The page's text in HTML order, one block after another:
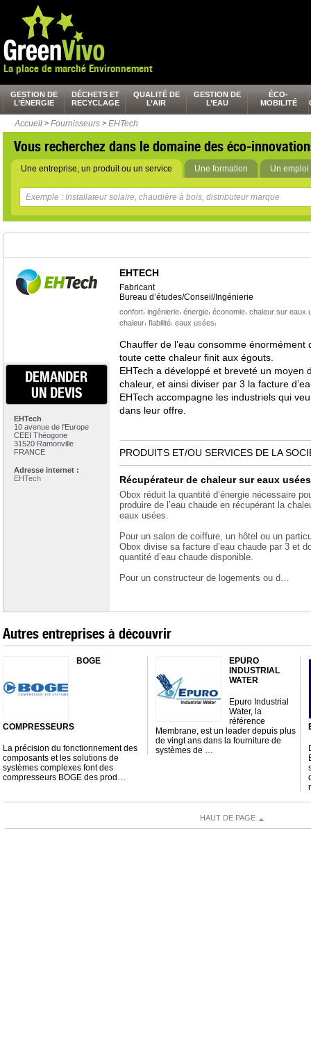
La place de marché Environnement
GESTION DE
L’ÉNERGIE
DÉCHETS ET
RECYCLAGE
QUALITÉ DE
L’AIR
GESTION DE
L’EAU
ÉCO-
MOBILITÉ
Accueil > Fournisseurs > EHTech
Vous recherchez dans le domaine des éco-
Une entreprise, un produit ou un service Une formation Un emploi
DEMANDER
UN DEVIS
EHTech
10 avenue de l'Europe
CEEI Théogone
31520 Ramonville
FRANCE
Adresse internet :
EHTech
EHTECH
Fabricant
Bureau d’études/Conseil/Ingénierie
confort, ingénierie, énergie, économie, chaleur sur eaux
chaleur, fiabilité, eaux usées
Chauffer de l’eau consomme énormément
toute cette chaleur finit aux égouts.
EHTech a développé et breveté un moyen
chaleur, et ainsi diviser par 3 la facture
EHTech accompagne les industriels qui
dans leur offre.
PRODUITS ET/OU SERVICES DE LA
Récupérateur de chaleur sur eaux usées
Obox réduit la quantité d’énergie nécessaire
produire de l’eau chaude en récupérant la
eaux usées.
Pour un salon de coiffure, un hôtel ou un
Obox divise sa facture d’eau chaude par 3 et
quantité d’eau chaude disponible.
Pour un constructeur de logements ou d…
Autres entreprises à découvrir
BOGE
COMPRESSEURS
La précision du fonctionnement des
composants et les solutions de
systèmes complexes font des
compresseurs BOGE des prod…
EPURO
INDUSTRIAL
WATER
Epuro Industrial
Water, la
référence
Membrane, est un leader depuis plus
de vingt ans dans la fourniture de
systèmes de …
HAUT DE PAGE